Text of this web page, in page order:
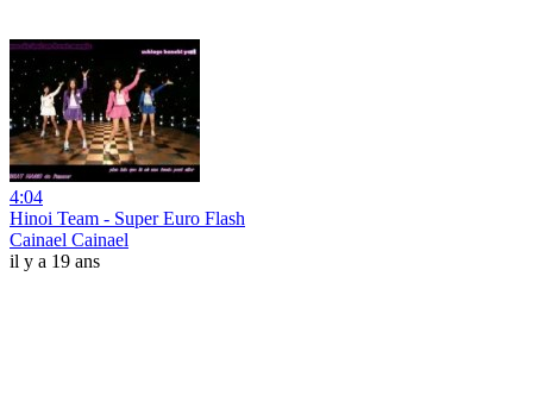
4:04
Hinoi Team - Super Euro Flash
Cainael Cainael
il y a 19 ans